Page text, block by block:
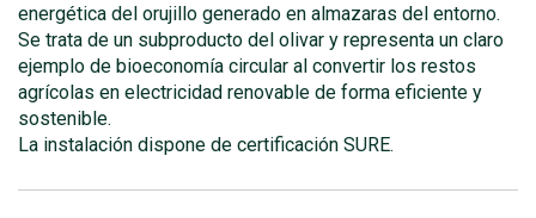
energética del orujillo generado en almazaras del entorno.
Se trata de un subproducto del olivar y representa un claro
ejemplo de bioeconomía circular al convertir los restos
agrícolas en electricidad renovable de forma eficiente y
sostenible.
La instalación dispone de certificación SURE.